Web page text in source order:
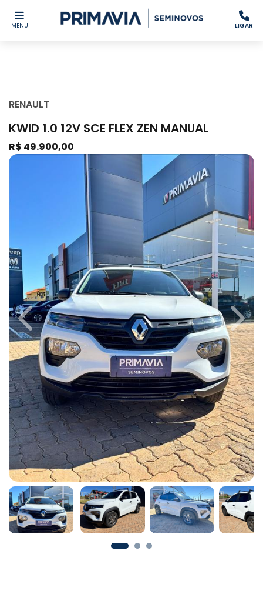
MENU LIGAR
RENAULT
KWID 1.0 12V SCE FLEX ZEN MANUAL
R$ 49.900,00
Previous Next